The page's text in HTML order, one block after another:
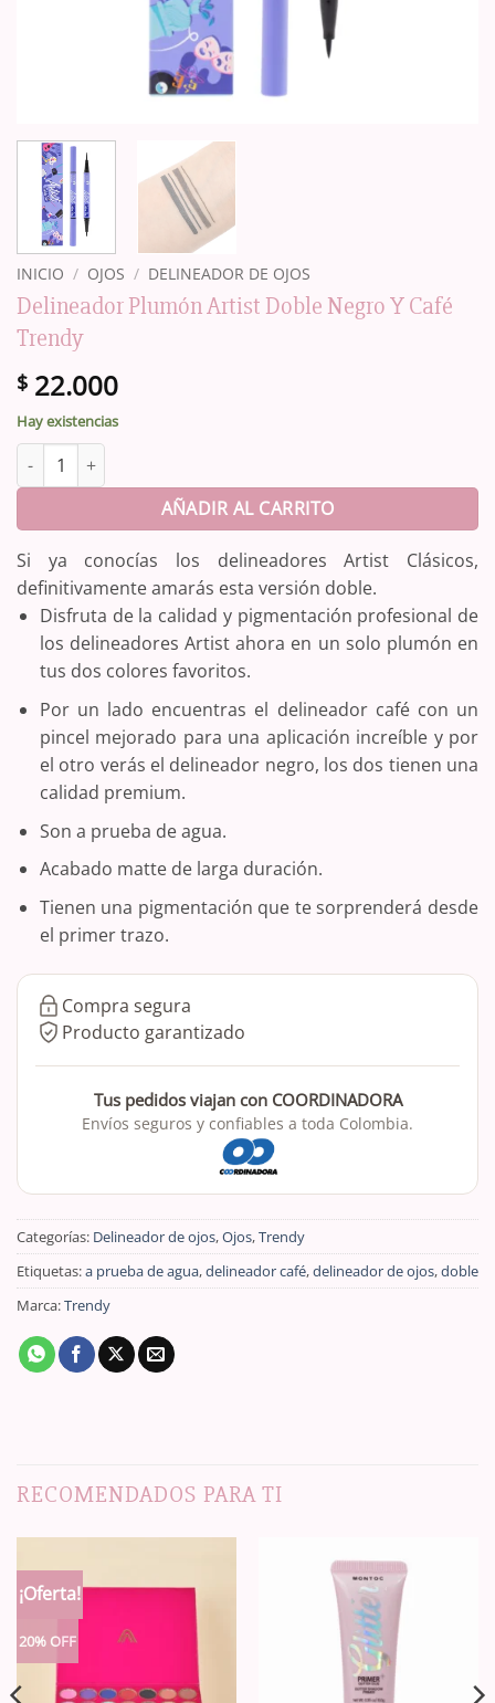
INICIO / OJOS / DELINEADOR DE OJOS
Delineador Plumón Artist Doble Negro Y Café
Trendy
$ 22.000
Hay existencias
Delineador Plumón Artist Doble Negro Y Café Trendy cantidad
AÑADIR AL CARRITO
Si ya conocías los delineadores Artist Clásicos,
definitivamente amarás esta versión doble.
Disfruta de la calidad y pigmentación profesional de
los delineadores Artist ahora en un solo plumón en
tus dos colores favoritos.
Por un lado encuentras el delineador café con un
pincel mejorado para una aplicación increíble y por
el otro verás el delineador negro, los dos tienen una
calidad premium.
Son a prueba de agua.
Acabado matte de larga duración.
Tienen una pigmentación que te sorprenderá desde
el primer trazo.
Compra segura
Producto garantizado
Tus pedidos viajan con COORDINADORA
Envíos seguros y confiables a toda Colombia.
Categorías: Delineador de ojos,Ojos,Trendy
Etiquetas:a prueba de agua,delineador café,delineador de ojos,doble
Marca:Trendy
RECOMENDADOS PARA TI
¡Oferta!
20% OFF